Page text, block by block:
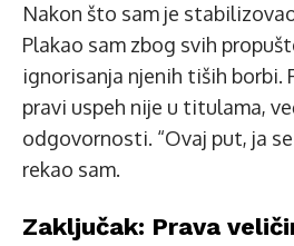
Nakon što sam je
Plakao sam zbog svih
ignorisanja njenih tiših borbi.
pravi uspeh nije u titulama,
odgovornosti. “Ovaj put, ja
rekao sam.
Zaključak: Prava